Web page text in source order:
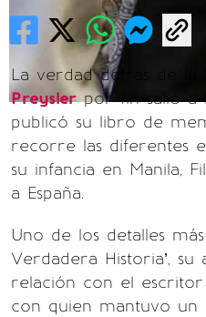
La verdad detrás de la
Preyslerpor fin salió a
publicó su libro de
recorre las diferentes
su infancia en Manila,
a España.
Uno de los detalles
Verdadera Historia’, su
relación con el escritor
con quien mantuvo un